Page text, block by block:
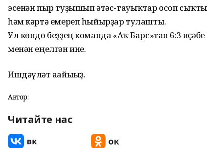
эсенән пыр туҙышып әтәс-тауыҡтар осоп сыҡты
һәм кәртә емереп һыйырҙар тулашты.
Ул көндө беҙҙең команда «Аҡ Барс»тан 6:3 иҫәбе
менән еңелгән ине.
Ишдәүләт ағайығыҙ.
Автор:
Читайте нас